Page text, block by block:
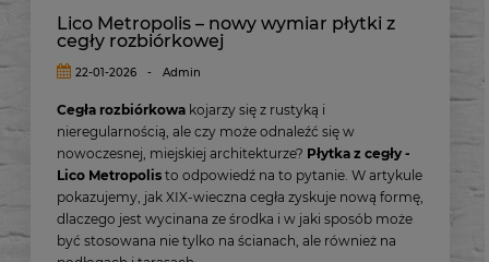
Lico Metropolis – nowy wymiar płytki z
cegły rozbiórkowej
22-01-2026 - Admin
Cegła rozbiórkowakojarzy się z rustyką i
nieregularnością, ale czy może odnaleźć się w
nowoczesnej, miejskiej architekturze?Płytka z cegły -
Lico Metropolisto odpowiedź na to pytanie. W artykule
pokazujemy, jak XIX-wieczna cegła zyskuje nową formę,
dlaczego jest wycinana ze środka i w jaki sposób może